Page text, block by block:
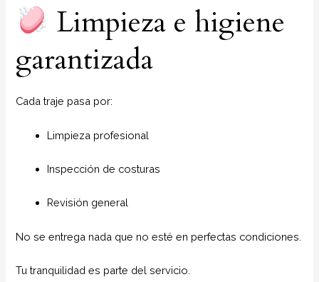
Limpieza e higiene
garantizada
Cada traje pasa por:
Limpieza profesional
Inspección de costuras
Revisión general
No se entrega nada que no esté en perfectas condiciones.
Tu tranquilidad es parte del servicio.